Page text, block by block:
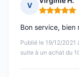
V
Note : 5 sur
Publié le 19/12/2021
suite à un achat du
Bon service, bien